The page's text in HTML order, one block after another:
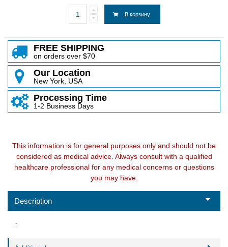
В корзину
FREE SHIPPING
on orders over $70
Our Location
New York, USA
Processing Time
1-2 Business Days
This information is for general purposes only and should not be
considered as medical advice. Always consult with a qualified
healthcare professional for any medical concerns or questions
you may have.
Description
-